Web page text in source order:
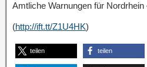
Amtliche Warnungen für Nordrhein
(http://ift.tt/Z1U4HK)
teilen teilen